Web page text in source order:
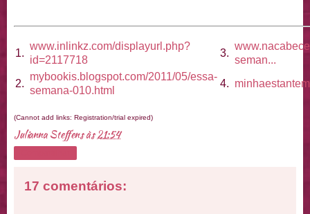
1.
www.inlinkz.com/displayurl.php?
id=2117718
3.
seman...
2.
mybookis.blogspot.com/2011/05/essa-
semana-010.html
4.
(Cannot add links: Registration/trial expired)
Julianna Steffensàs21:54
17 comentários: